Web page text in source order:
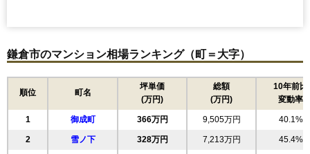
鎌倉市のマンション相場ランキング（町＝大字）
順位 町名
坪単価
(万円)
総額
(万円)
10年前比
変動率
1 御成町 366万円 9,505万円 40.1%
2 雪ノ下 328万円 7,213万円 45.4%